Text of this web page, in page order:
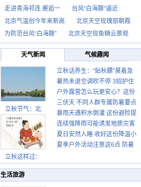
走进青海祁连 邂逅一
台风“白海豚”逼近
北京气温创今年来新高
北京天空现瑰丽朝霞
为防范台风“白海豚”
北京天空现鱼鳞云景观
天气新闻 气候趣闻
立秋节气：北
立秋这样过：
立秋话养生：“贴秋膘”莫着急
先清暑再防燥
暑热未退空调吹不停 3招护住
肩颈不酸痛
户外露营怎么玩更安心？这份
攻略请收好
三伏天 不同人群专属防暑要点
请收好
暴雨天遇积水倒灌 这份避险提
示请收好
连续强降雨可能诱发地质灾害
这些前兆要知道
夏日安然入睡 收好这份降温小
贴士
夏季户外活动注意这6点 防暑
生活旅游